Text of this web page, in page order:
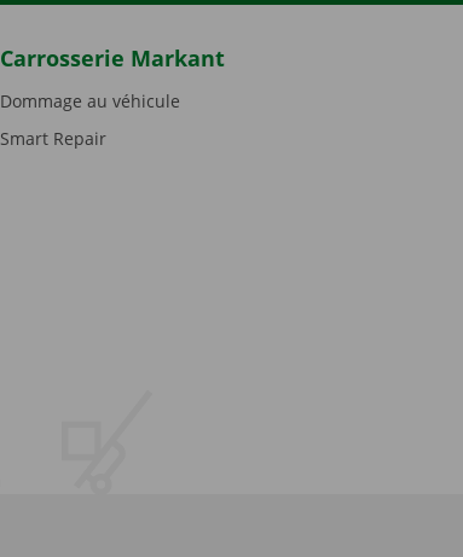
Carrosserie Markant
Dommage au véhicule
Smart Repair